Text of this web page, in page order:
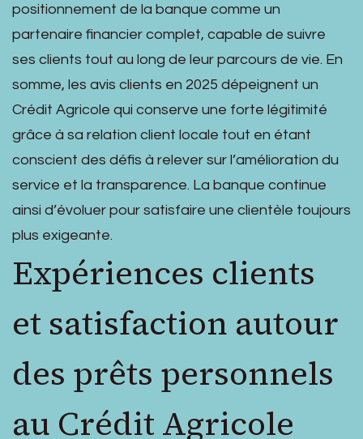
positionnement de la banque comme un
partenaire financier complet, capable de suivre
ses clients tout au long de leur parcours de vie. En
somme, les avis clients en 2025 dépeignent un
Crédit Agricole qui conserve une forte légitimité
grâce à sa relation client locale tout en étant
conscient des défis à relever sur l’amélioration du
service et la transparence. La banque continue
ainsi d’évoluer pour satisfaire une clientèle toujours
plus exigeante.
Expériences clients
et satisfaction autour
des prêts personnels
au Crédit Agricole